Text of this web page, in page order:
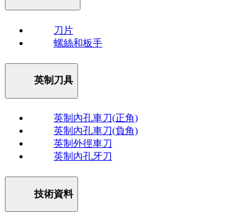
刀片
螺絲和板手
英制刀具
英制內孔車刀(正角)
英制內孔車刀(負角)
英制外徑車刀
英制內孔牙刀
技術資料